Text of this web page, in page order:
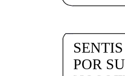
POR